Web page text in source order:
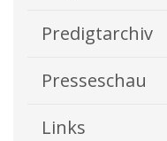
Predigtarchiv
Presseschau
Links